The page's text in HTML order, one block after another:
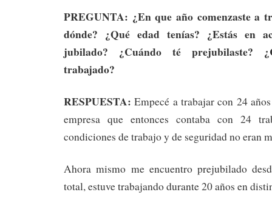
PREGUNTA: ¿En que año comenzaste a
dónde? ¿Qué edad tenías? ¿Estás en
jubilado? ¿Cuándo té prejubilaste?
trabajado?
RESPUESTA:Empecé a trabajar con 24
empresa que entonces contaba con 24
condiciones de trabajo y de seguridad no eran
Ahora mismo me encuentro prejubilado
total, estuve trabajando durante 20 años en